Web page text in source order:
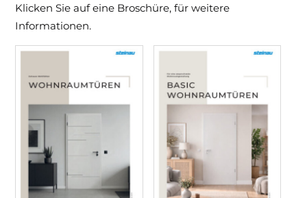
Klicken Sie auf eine Broschüre, für weitere
Informationen.